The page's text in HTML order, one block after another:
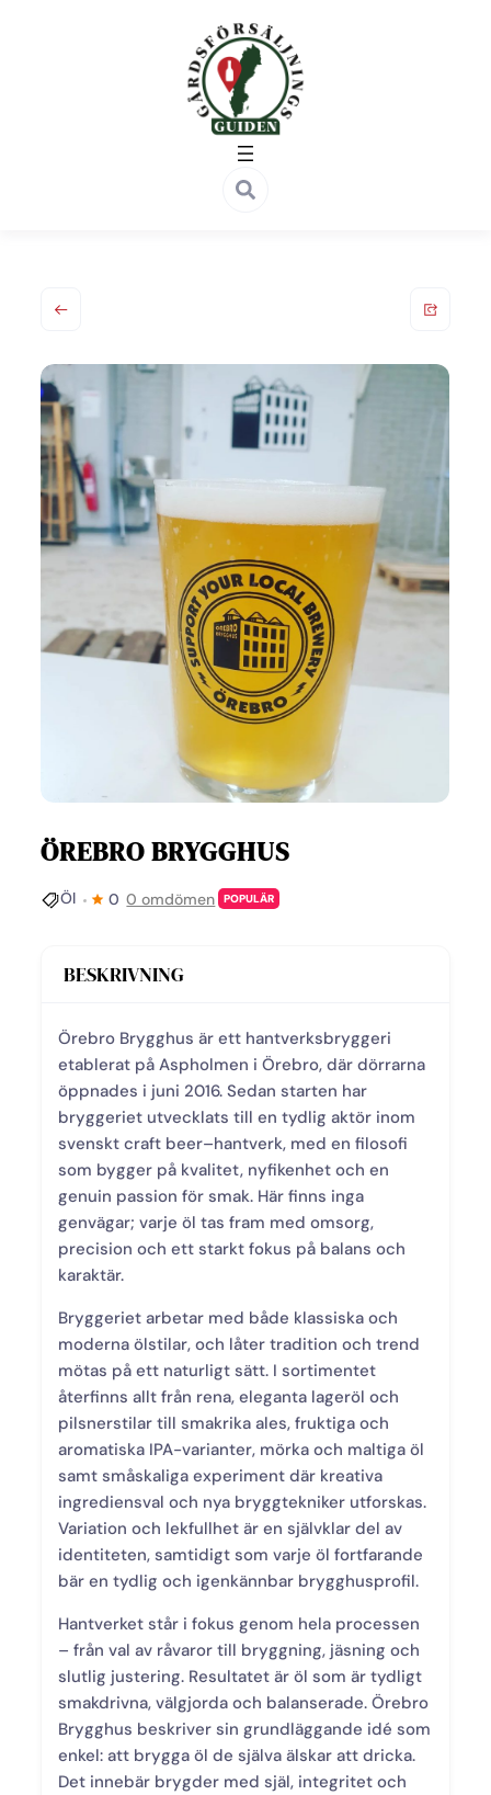
ÖREBRO BRYGGHUS
Öl 0 0 omdömen POPULÄR
BESKRIVNING
Örebro Brygghus är ett hantverksbryggeri
etablerat på Aspholmen i Örebro, där dörrarna
öppnades i juni 2016. Sedan starten har
bryggeriet utvecklats till en tydlig aktör inom
svenskt craft beer–hantverk, med en filosofi
som bygger på kvalitet, nyfikenhet och en
genuin passion för smak. Här finns inga
genvägar; varje öl tas fram med omsorg,
precision och ett starkt fokus på balans och
karaktär.
Bryggeriet arbetar med både klassiska och
moderna ölstilar, och låter tradition och trend
mötas på ett naturligt sätt. I sortimentet
återfinns allt från rena, eleganta lageröl och
pilsnerstilar till smakrika ales, fruktiga och
aromatiska IPA-varianter, mörka och maltiga öl
samt småskaliga experiment där kreativa
ingrediensval och nya bryggtekniker utforskas.
Variation och lekfullhet är en självklar del av
identiteten, samtidigt som varje öl fortfarande
bär en tydlig och igenkännbar brygghusprofil.
Hantverket står i fokus genom hela processen
– från val av råvaror till bryggning, jäsning och
slutlig justering. Resultatet är öl som är tydligt
smakdrivna, välgjorda och balanserade. Örebro
Brygghus beskriver sin grundläggande idé som
enkel: att brygga öl de själva älskar att dricka.
Det innebär brygder med själ, integritet och